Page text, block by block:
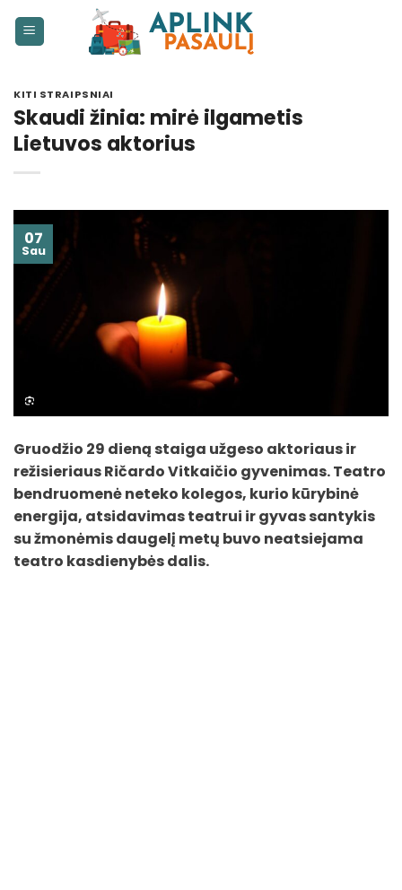
KITI STRAIPSNIAI
Skaudi žinia: mirė ilgametis
Lietuvos aktorius
07
Sau
Gruodžio 29 dieną staiga užgeso aktoriaus ir
režisieriaus Ričardo Vitkaičio gyvenimas. Teatro
bendruomenė neteko kolegos, kurio kūrybinė
energija, atsidavimas teatrui ir gyvas santykis
su žmonėmis daugelį metų buvo neatsiejama
teatro kasdienybės dalis.